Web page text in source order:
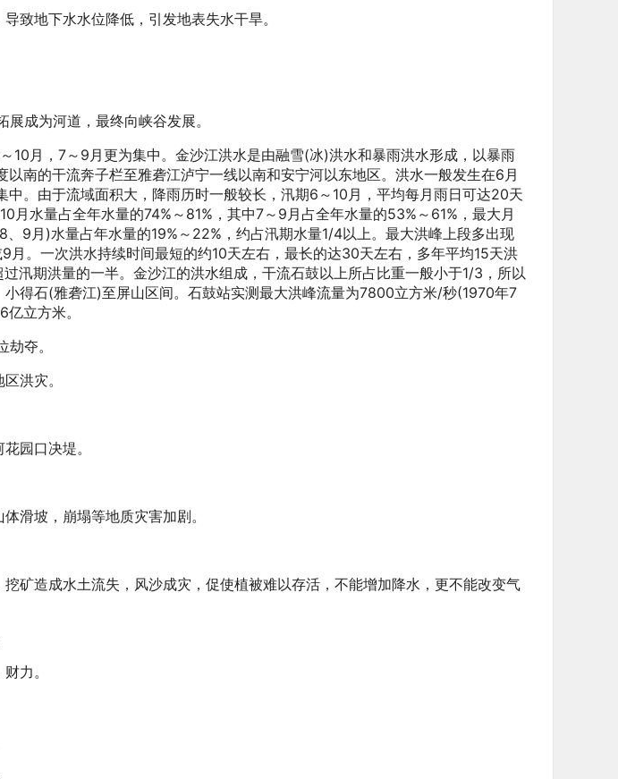
致地下水水位降低，引发地表失水干旱。
成为河道，最终向峡谷发展。
10月，7～9月更为集中。金沙江洪水是由融雪(冰)洪水和暴雨洪水形成，以暴雨
南的干流奔子栏至雅砻江泸宁一线以南和安宁河以东地区。洪水一般发生在6月
中。由于流域面积大，降雨历时一般较长，汛期6～10月，平均每月雨日可达20天
月水量占全年水量的74%～81%，其中7～9月占全年水量的53%～61%，最大月
9月)水量占年水量的19%～22%，约占汛期水量1/4以上。最大洪峰上段多出现
月。一次洪水持续时间最短的约10天左右，最长的达30天左右，多年平均15天洪
汛期洪量的一半。金沙江的洪水组成，干流石鼓以上所占比重一般小于1/3，所以
得石(雅砻江)至屏山区间。石鼓站实测最大洪峰流量为7800立方米/秒(1970年7
立方米。
夺。
洪灾。
园口决堤。
滑坡，崩塌等地质灾害加剧。
矿造成水土流失，风沙成灾，促使植被难以存活，不能增加降水，更不能改变气
力。